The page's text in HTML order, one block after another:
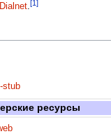
Dialnet.[1]
stub
ресурсы